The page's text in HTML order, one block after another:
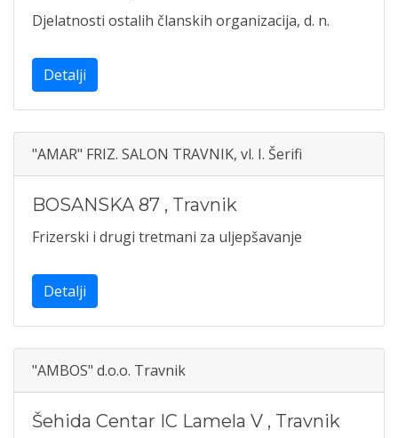
Djelatnosti ostalih članskih organizacija, d. n.
Detalji
"AMAR" FRIZ. SALON TRAVNIK, vl. I. Šerifi
BOSANSKA 87 , Travnik
Frizerski i drugi tretmani za uljepšavanje
Detalji
"AMBOS" d.o.o. Travnik
Šehida Centar IC Lamela V , Travnik